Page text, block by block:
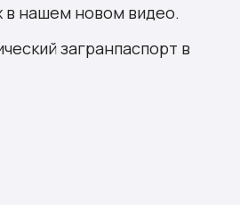
в нашем новом видео.
загранпаспорт в